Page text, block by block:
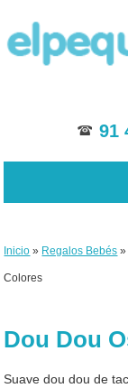
91
Inicio » Regalos Bebés »
Colores
Dou Dou
Suave dou dou de